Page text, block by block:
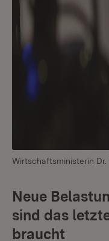
Wirtschaftsministerin
Neue
sind das
braucht